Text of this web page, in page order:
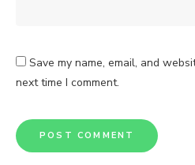
Save my name, email, and
next time I comment.